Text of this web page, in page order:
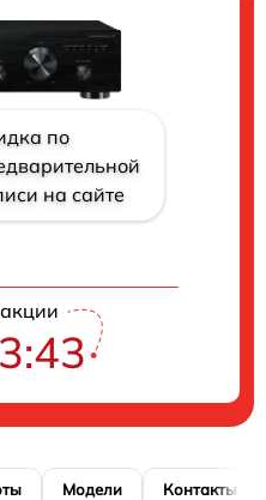
по
на сайте
Модели Контакты